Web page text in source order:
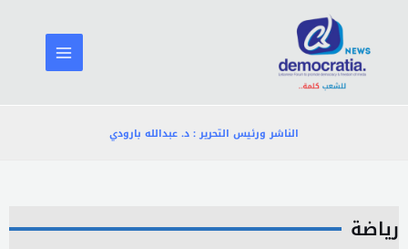
المحتوى
الناشر ورئيس التحرير : د. عبدالله بارودي
رياضة